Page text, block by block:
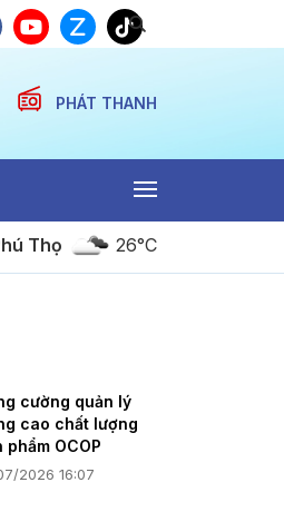
PHÁT THANH
ngày 06-08-2026
Thọ 26°C
cường quản lý
cao chất lượng
phẩm OCOP
2026 16:07